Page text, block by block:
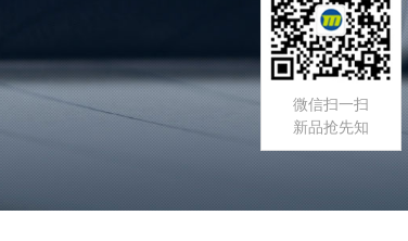
微信扫一扫
新品抢先知